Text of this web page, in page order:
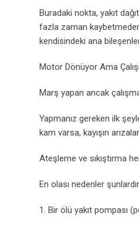
Buradaki nokta, yakıt
fazla zaman
kendisindeki ana
Motor Dönüyor Ama
Marş yapan ancak
Yapmanız gereken ilk
kam varsa, kayışın
Ateşleme ve sıkıştırma
En olası nedenler
1. Bir ölü yakıt pompası